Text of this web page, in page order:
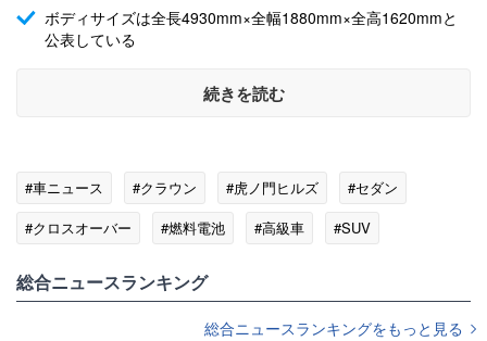
ボディサイズは全長4930mm×全幅1880mm×全高1620mmと
公表している
続きを読む
#車ニュース #クラウン #虎ノ門ヒルズ
#セダン
#クロスオーバー
#燃料電池 #高級車 #SUV
総合ニュースランキング
総合ニュースランキングをもっと見る